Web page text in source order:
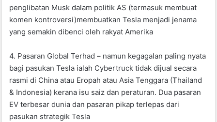
penglibatan Musk dalam politik AS (termasuk membuat
komen kontroversi)membuatkan Tesla menjadi jenama
yang semakin dibenci oleh rakyat Amerika
4. Pasaran Global Terhad – namun kegagalan paling nyata
bagi pasukan Tesla ialah Cybertruck tidak dijual secara
rasmi di China atau Eropah atau Asia Tenggara (Thailand
& Indonesia) kerana isu saiz dan peraturan. Dua pasaran
EV terbesar dunia dan pasaran pikap terlepas dari
pasukan strategik Tesla